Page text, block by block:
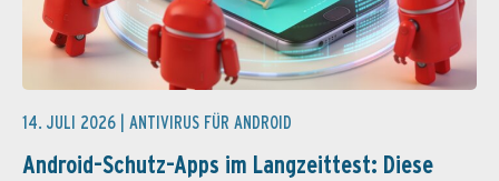
14. JULI 2026 | ANTIVIRUS FÜR ANDROID
Android-Schutz-Apps im Langzeittest: Diese